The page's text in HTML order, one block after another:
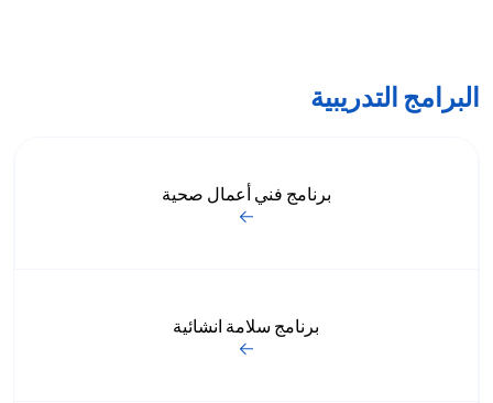
البرامج التدريبية
برنامج فني أعمال صحية
برنامج سلامة انشائية